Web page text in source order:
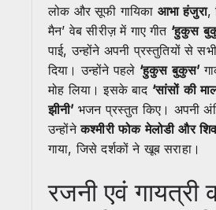
लोक और सूफी गायिका आभा हंजुरा,
मैन’ वेब सीरीज़ में गाए गीत ‘हुकुस
पाई, उन्होंने अपनी प्रस्तुतियों से
दिया। उन्होंने पहले ‘हुकुस बुकुस’
मोह लिया। इसके बाद ‘सांसों की
झीनी’भजन प्रस्तुत किए। अपनी
उन्होंनेकश्मीरी फोक मेलोडी और
गाया, जिसे दर्शकों ने खूब सराहा।
रजनी एवं गायत्री